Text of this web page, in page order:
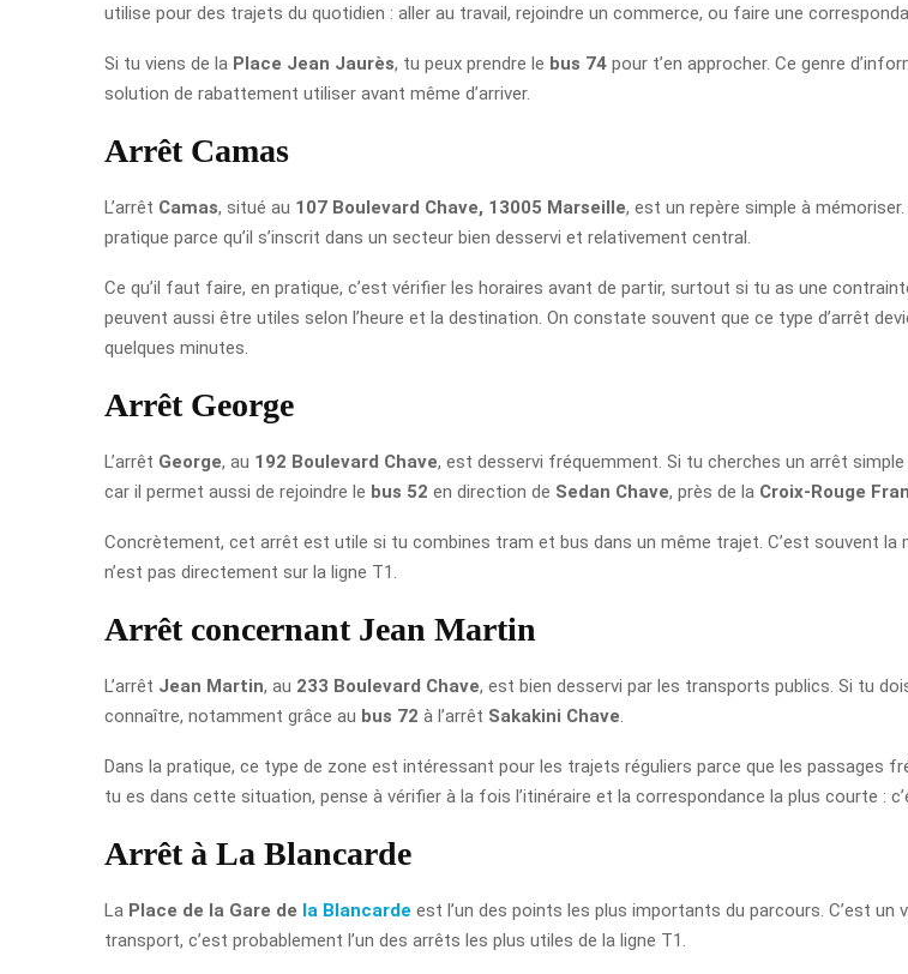
utilise pour des trajets du quotidien : aller au travail, rejoindre un commerce, ou faire une
Si tu viens de la Place Jean Jaurès, tu peux prendre le bus 74 pour t’en approcher. Ce genre
solution de rabattement utiliser avant même d’arriver.
Arrêt Camas
L’arrêt Camas, situé au 107 Boulevard Chave, 13005 Marseille, est un repère simple à
pratique parce qu’il s’inscrit dans un secteur bien desservi et relativement central.
Ce qu’il faut faire, en pratique, c’est vérifier les horaires avant de partir, surtout si tu as une
peuvent aussi être utiles selon l’heure et la destination. On constate souvent que ce type d’arrêt
quelques minutes.
Arrêt George
L’arrêt George, au 192 Boulevard Chave, est desservi fréquemment. Si tu cherches un arrêt
car il permet aussi de rejoindre le bus 52 en direction de Sedan Chave, près de la Croix-Rouge
Concrètement, cet arrêt est utile si tu combines tram et bus dans un même trajet. C’est souvent la
n’est pas directement sur la ligne T1.
Arrêt concernant Jean Martin
L’arrêt Jean Martin, au 233 Boulevard Chave, est bien desservi par les transports publics. Si tu
connaître, notamment grâce au bus 72 à l’arrêt Sakakini Chave
Dans la pratique, ce type de zone est intéressant pour les trajets réguliers parce que les passages
tu es dans cette situation, pense à vérifier à la fois l’itinéraire et la correspondance la plus courte :
Arrêt à La Blancarde
La Place de la Gare de la Blancarde est l’un des points les plus importants du parcours. C’est
transport, c’est probablement l’un des arrêts les plus utiles de la ligne T1.